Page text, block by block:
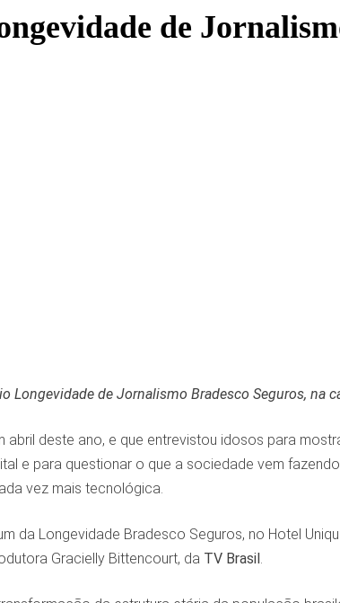
de
Longevidade de Jornalismo Bradesco Seguros, na
deste ano, e que entrevistou idosos para
e para questionar o que a sociedade vem
vez mais tecnológica.
da Longevidade Bradesco Seguros, no Hotel
Gracielly Bittencourt, da TV Brasil.